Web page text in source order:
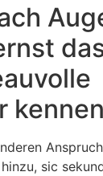
kennen
sic